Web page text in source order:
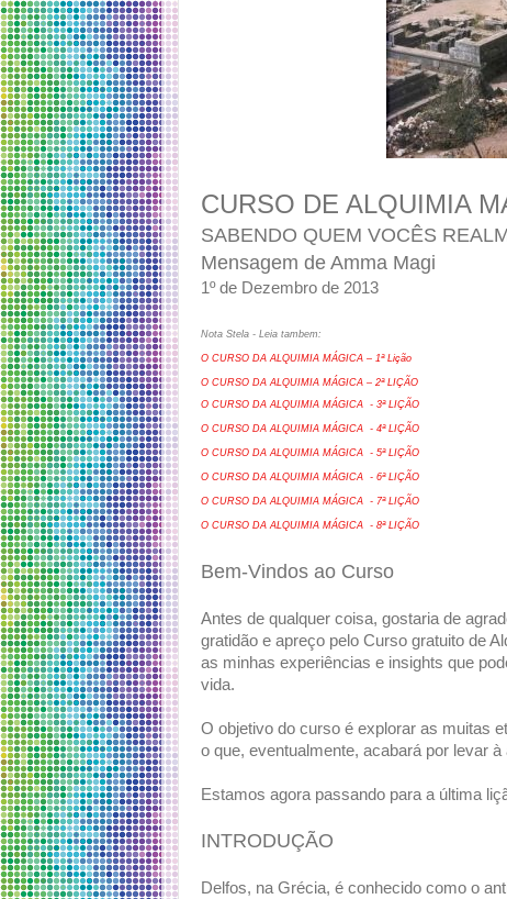
CURSO DE ALQUIMIA
SABENDO QUEM VOCÊS
Mensagem de Amma Magi
1º de Dezembro de 2013
Nota Stela - Leia tambem:
O CURSO DA ALQUIMIA MÁGICA – 1ª Lição
O CURSO DA ALQUIMIA MÁGICA – 2ª LIÇÃO
O CURSO DA ALQUIMIA MÁGICA - 3ª LIÇÃO
O CURSO DA ALQUIMIA MÁGICA - 4ª LIÇÃO
O CURSO DA ALQUIMIA MÁGICA - 5ª LIÇÃO
O CURSO DA ALQUIMIA MÁGICA - 6ª LIÇÃO
O CURSO DA ALQUIMIA MÁGICA - 7ª LIÇÃO
O CURSO DA ALQUIMIA MÁGICA - 8ª LIÇÃO
Bem-Vindos ao Curso
Antes de qualquer coisa, gostaria de
gratidão e apreço pelo Curso gratuito de
as minhas experiências e insights que
vida.
O objetivo do curso é explorar as muitas
o que, eventualmente, acabará por levar
Estamos agora passando para a última
INTRODUÇÃO
Delfos, na Grécia, é conhecido como o